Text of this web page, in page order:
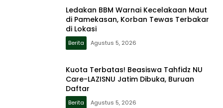
Ledakan BBM Warnai Kecelakaan Maut
di Pamekasan, Korban Tewas Terbakar
di Lokasi
Berita Agustus 5, 2026
Kuota Terbatas! Beasiswa Tahfidz NU
Care-LAZISNU Jatim Dibuka, Buruan
Daftar
Berita Agustus 5, 2026